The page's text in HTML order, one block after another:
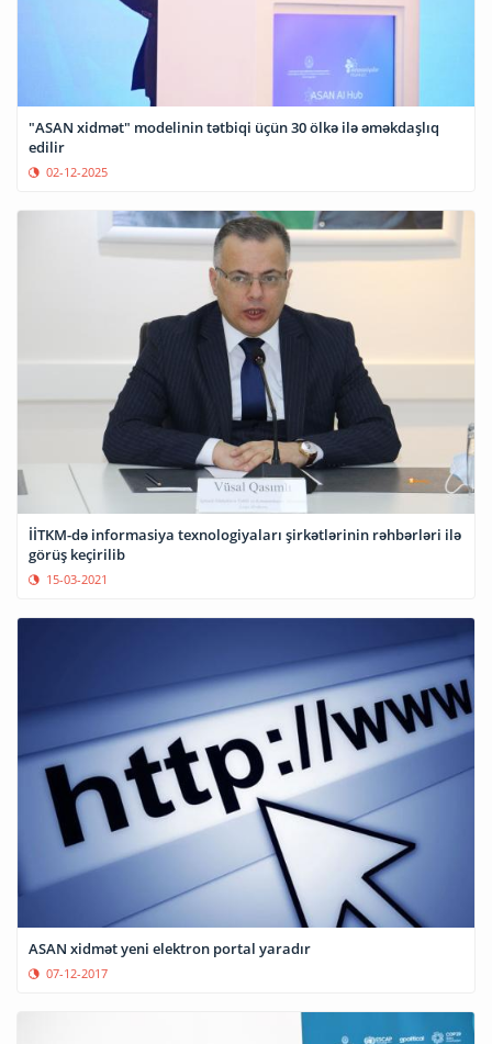
"ASAN xidmət" modelinin tətbiqi üçün 30 ölkə ilə əməkdaşlıq
edilir
02-12-2025
İİTKM-də informasiya texnologiyaları şirkətlərinin rəhbərləri ilə
görüş keçirilib
15-03-2021
ASAN xidmət yeni elektron portal yaradır
07-12-2017